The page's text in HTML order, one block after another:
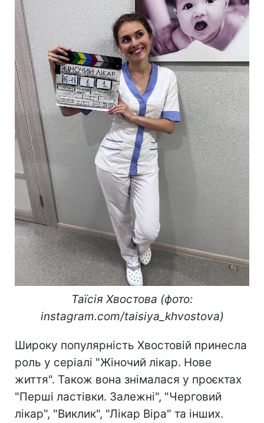
Таїсія Хвостова (фото:
instagram.com/taisiya_khvostova)
Широку популярність Хвостовій принесла
роль у серіалі "Жіночий лікар. Нове
життя". Також вона знімалася у проєктах
"Перші ластівки. Залежні", "Черговий
лікар", "Виклик", "Лікар Віра" та інших.